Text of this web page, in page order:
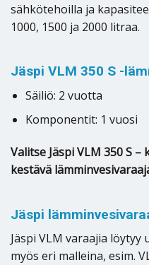
sähkötehoilla ja
1000, 1500 ja 2000 litraa.
Jäspi VLM 350 S -
Säiliö: 2 vuotta
Komponentit: 1 vuosi
Valitse Jäspi VLM 350 S
kestävä
Jäspi
Jäspi VLM varaajia löytyy
myös eri malleina, esim.